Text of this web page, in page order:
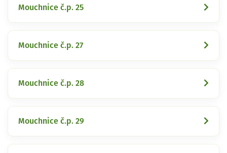
Mouchnice č.p. 25
Mouchnice č.p. 27
Mouchnice č.p. 28
Mouchnice č.p. 29